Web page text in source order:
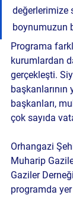
değerlerimize
boynumuzun
Programa
kurumlardan
gerçekleşti.
başkanlarının
başkanları,
çok sayıda
Orhangazi
Muharip
Gaziler
programda yer